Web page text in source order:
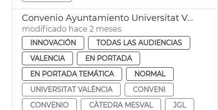
Convenio Ayuntamiento Universitat València Cátedra Mesval
modificado hace 2 meses
INNOVACIÓN
TODAS LAS AUDIENCIAS
VALENCIA
EN PORTADA
EN PORTADA TEMÁTICA
NORMAL
UNIVERSITAT VALÈNCIA
CONVENI
CONVENIO
CÀTEDRA MESVAL
JGL